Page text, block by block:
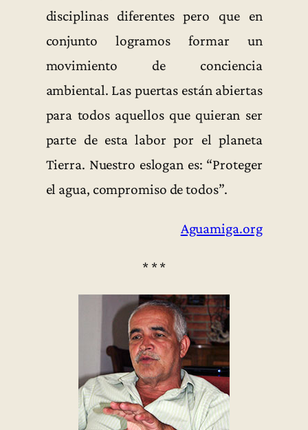
disciplinas diferentes pero que en
conjunto logramos formar un
movimiento de conciencia
ambiental. Las puertas están abiertas
para todos aquellos que quieran ser
parte de esta labor por el planeta
Tierra. Nuestro eslogan es: “Proteger
el agua, compromiso de todos”.
Aguamiga.org
* * *